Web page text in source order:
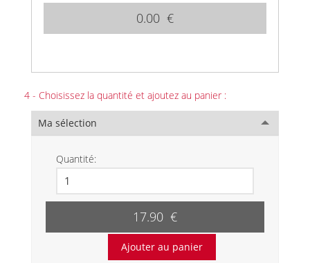
0.00 €
4 - Choisissez la quantité et ajoutez au panier :
Ma sélection
Quantité:
17.90 €